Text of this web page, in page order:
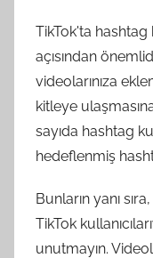
TikTok'ta hashtag
açısından
videolarınıza
kitleye
sayıda hashtag
hedeflenmiş
Bunların yanı
TikTok
unutmayın.